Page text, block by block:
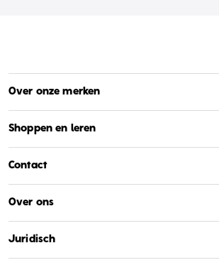
Over onze merken
Shoppen en leren
Contact
Over ons
Juridisch